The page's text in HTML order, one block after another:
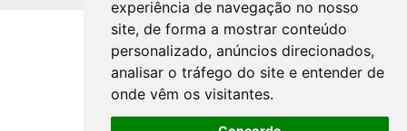
experiência de navegação no nosso
site, de forma a mostrar conteúdo
personalizado, anúncios direcionados,
analisar o tráfego do site e entender de
onde vêm os visitantes.